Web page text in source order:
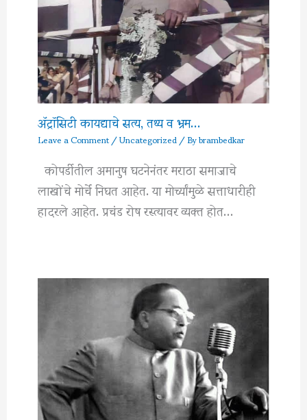
अ‍ॅट्रॉसिटी कायद्याचे सत्य, तथ्य व भ्रम…
Leave a Comment/Uncategorized/ Bybrambedkar
कोपर्डीतील अमानुष घटनेनंतर मराठा समाजाचे
लाखोंचे मोर्चे निघत आहेत. या मोर्च्यांमुळे सत्ताधारीही
हादरले आहेत. प्रचंड रोष रस्त्यावर व्यक्त होत…